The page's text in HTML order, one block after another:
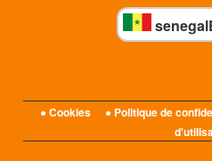
● Cookies ● Politique de